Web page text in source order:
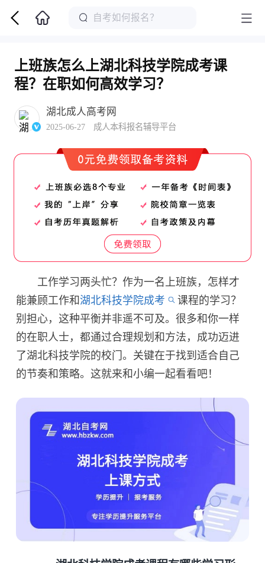
上班族怎么上湖北科技学院成考课
程？在职如何高效学习？
湖北成人高考网
2025-06-27 成人本科报名辅导平台
工作学习两头忙？作为一名上班族，怎样才
能兼顾工作和 湖北科技学院成考
课程的学习？
别担心，这种平衡并非遥不可及。很多和你一样
的在职人士，都通过合理规划和方法，成功迈进
了湖北科技学院的校门。关键在于找到适合自己
的节奏和策略。这就来和小编一起看看吧！